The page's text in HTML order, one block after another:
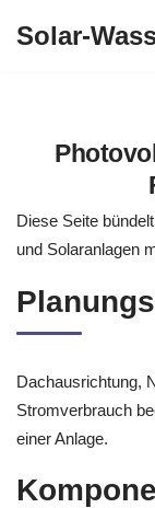
Solar-
Diese Seite
und Solaranlagen
Dachausrichtung,
Stromverbrauch
einer Anlage.